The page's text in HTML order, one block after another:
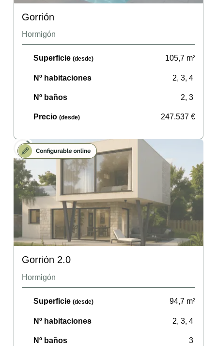
Gorrión
Hormigón
Superficie (desde) 105,7 m²
Nº habitaciones 2, 3, 4
Nº baños 2, 3
Precio (desde) 247.537 €
Gorrión 2.0
Hormigón
Superficie (desde) 94,7 m²
Nº habitaciones 2, 3, 4
Nº baños 3